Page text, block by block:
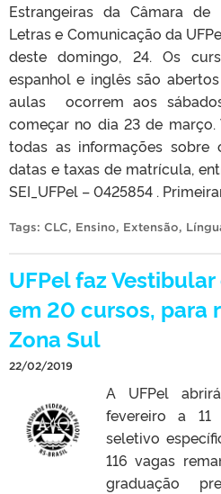
Estrangeiras da Câmara
Letras e Comunicação da
deste domingo, 24. Os
espanhol e inglês são
aulas ocorrem aos
começar no dia 23 de
todas as informações sobre
datas e taxas de matrícula,
SEI_UFPel – 0425854 .
Tags: CLC, Ensino, Extensão,
UFPel faz
em 20 cursos, para
Zona Sul
22/02/2019
A UFPel
fevereiro a
seletivo
116 vagas
graduação